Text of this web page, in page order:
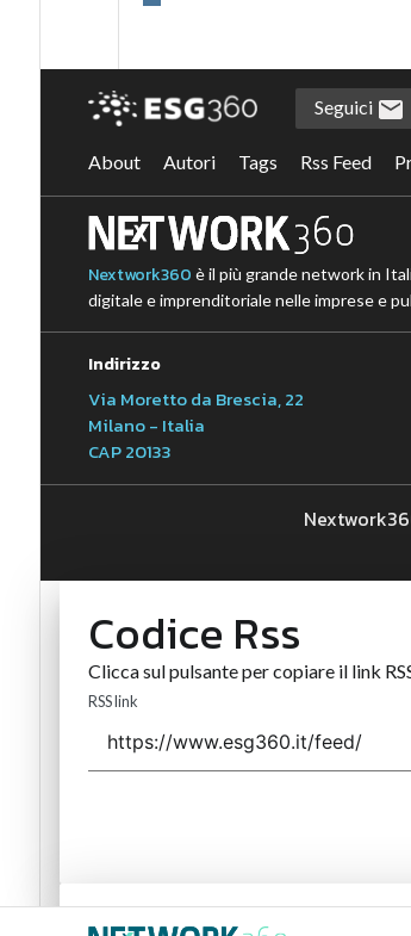
Seguici
About Autori Tags Rss Feed
Nextwork360 è il più grande network in
digitale e imprenditoriale nelle imprese e
Indirizzo
Via Moretto da Brescia, 22
Milano - Italia
CAP 20133
Codice Rss
Clicca sul pulsante per copiare il link
RSS link